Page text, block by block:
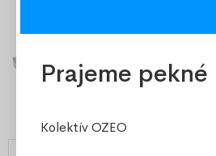
Prajeme
Kolektív OZEO